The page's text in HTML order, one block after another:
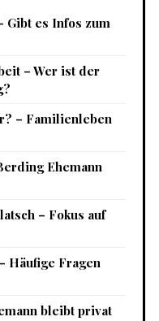
Gibt es Infos zum
– Wer ist der
– Familienleben
Ehemann
– Fokus auf
Häufige Fragen
bleibt privat